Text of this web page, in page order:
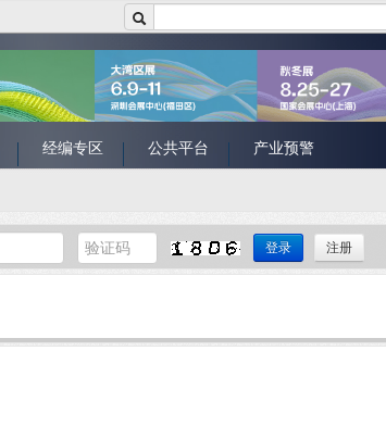
经编专区 公共平台 产业预警
注册